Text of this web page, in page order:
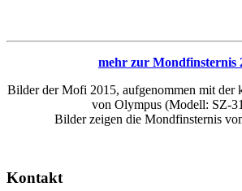
mehr zur Mondfinsternis
Bilder der Mofi 2015, aufgenommen mit der
von Olympus (Modell: SZ-
Bilder zeigen die Mondfinsternis
Kontakt